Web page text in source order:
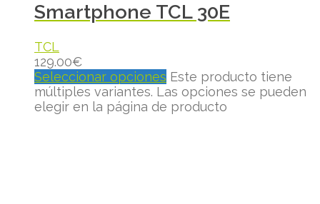
Smartphone TCL 30E
TCL
129.00€
Seleccionar opciones Este producto tiene
múltiples variantes. Las opciones se pueden
elegir en la página de producto